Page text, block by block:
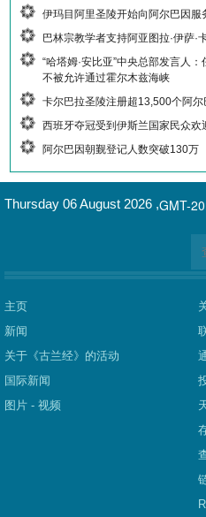
伊玛目阿里圣陵开始向阿尔巴因服
巴林宗教学者支持阿亚图拉·伊萨·
“哈塔姆·安比亚”中央总部发言人
不被允许通过霍尔木兹海峡
卡尔巴拉圣陵注册超13,500个阿
西班牙夺冠受到伊斯兰国家民众欢
阿尔巴因朝觐登记人数突破130万
GMT-
Thursday 06 August 2026 ,
主页
新闻
关于《古兰经》的活动
国际新闻
图片 - 视频